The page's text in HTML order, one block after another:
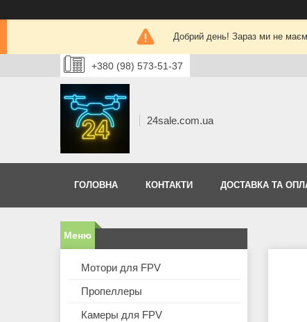
Добрий день! Зараз ми не
+380 (98) 573-51-37
24sale.com.ua
ГОЛОВНА КОНТАКТИ ДОСТАВКА ТА
Мотори для FPV
Пропеллеры
Камеры для FPV